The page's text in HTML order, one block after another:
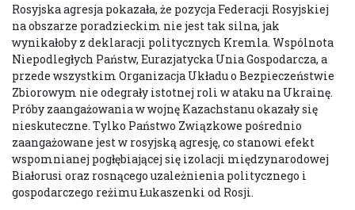
Rosyjska agresja pokazała, że pozycja Federacji Rosyjskiej
na obszarze poradzieckim nie jest tak silna, jak
wynikałoby z deklaracji politycznych Kremla. Wspólnota
Niepodległych Państw, Eurazjatycka Unia Gospodarcza, a
przede wszystkim Organizacja Układu o Bezpieczeństwie
Zbiorowym nie odegrały istotnej roli w ataku na Ukrainę.
Próby zaangażowania w wojnę Kazachstanu okazały się
nieskuteczne. Tylko Państwo Związkowe pośrednio
zaangażowane jest w rosyjską agresję, co stanowi efekt
wspomnianej pogłębiającej się izolacji międzynarodowej
Białorusi oraz rosnącego uzależnienia politycznego i
gospodarczego reżimu Łukaszenki od Rosji.